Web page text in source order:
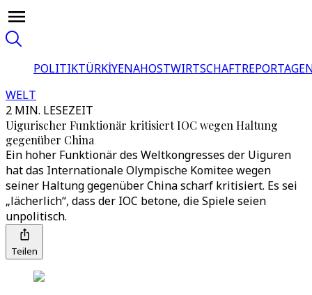
POLITIKTÜRKİYENAHOSTWIRTSCHAFT
WELT
2 MIN. LESEZEIT
Uigurischer Funktionär kritisiert IOC wegen Haltung
gegenüber China
Ein hoher Funktionär des Weltkongresses der Uiguren
hat das Internationale Olympische Komitee wegen
seiner Haltung gegenüber China scharf kritisiert. Es sei
„lächerlich“, dass der IOC betone, die Spiele seien
unpolitisch.
Teilen